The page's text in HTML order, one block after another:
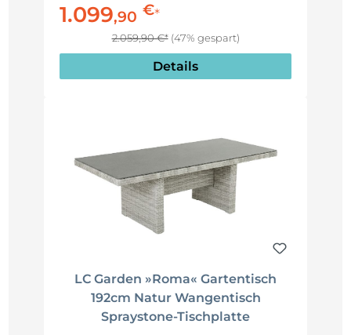
1.099,90 €*
2.059,90 €* (47% gespart)
Details
LC Garden »Roma« Gartentisch
192cm Natur Wangentisch
Spraystone-Tischplatte